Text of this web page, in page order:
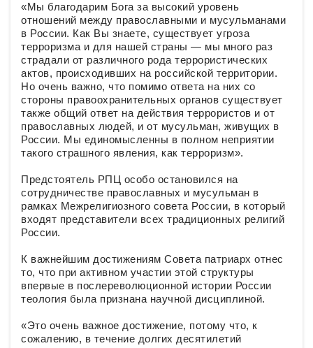
«Мы благодарим Бога за высокий уровень
отношений между православными и мусульманами
в России. Как Вы знаете, существует угроза
терроризма и для нашей страны ― мы много раз
страдали от различного рода террористических
актов, происходивших на российской территории.
Но очень важно, что помимо ответа на них со
стороны правоохранительных органов существует
также общий ответ на действия террористов и от
православных людей, и от мусульман, живущих в
России. Мы единомысленны в полном неприятии
такого страшного явления, как терроризм».
Предстоятель РПЦ особо остановился на
сотрудничестве православных и мусульман в
рамках Межрелигиозного совета России, в который
входят представители всех традиционных религий
России.
К важнейшим достижениям Совета патриарх отнес
то, что при активном участии этой структуры
впервые в послереволюционной истории России
теология была признана научной дисциплиной.
«Это очень важное достижение, потому что, к
сожалению, в течение долгих десятилетий